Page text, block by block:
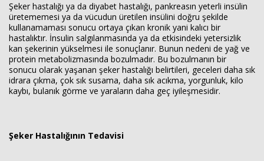
Şeker hastalığı ya da diyabet hastalığı, pankreasın yeterli insülin
üretememesi ya da vücudun üretilen insülini doğru şekilde
kullanamaması sonucu ortaya çıkan kronik yani kalıcı bir
hastalıktır. İnsulin salgılanmasında ya da etkisindeki yetersizlik
kan şekerinin yükselmesi ile sonuçlanır. Bunun nedeni de yağ ve
protein metabolizmasında bozulmadır. Bu bozulmanın bir
sonucu olarak yaşanan şeker hastalığı belirtileri, geceleri daha sık
idrara çıkma, çok sık susama, daha sık acıkma, yorgunluk, kilo
kaybı, bulanık görme ve yaraların daha geç iyileşmesidir.
Şeker Hastalığının Tedavisi